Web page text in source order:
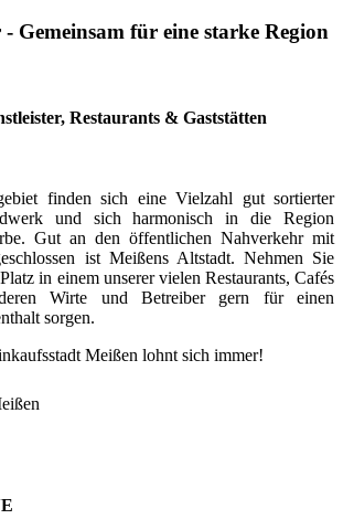
Gemeinsam für eine starke Region
Restaurants & Gaststätten
finden sich eine Vielzahl gut sortierter
und sich harmonisch in die Region
Gut an den öffentlichen Nahverkehr mit
ist Meißens Altstadt. Nehmen Sie
in einem unserer vielen Restaurants, Cafés
Wirte und Betreiber gern für einen
sorgen.
Meißen lohnt sich immer!